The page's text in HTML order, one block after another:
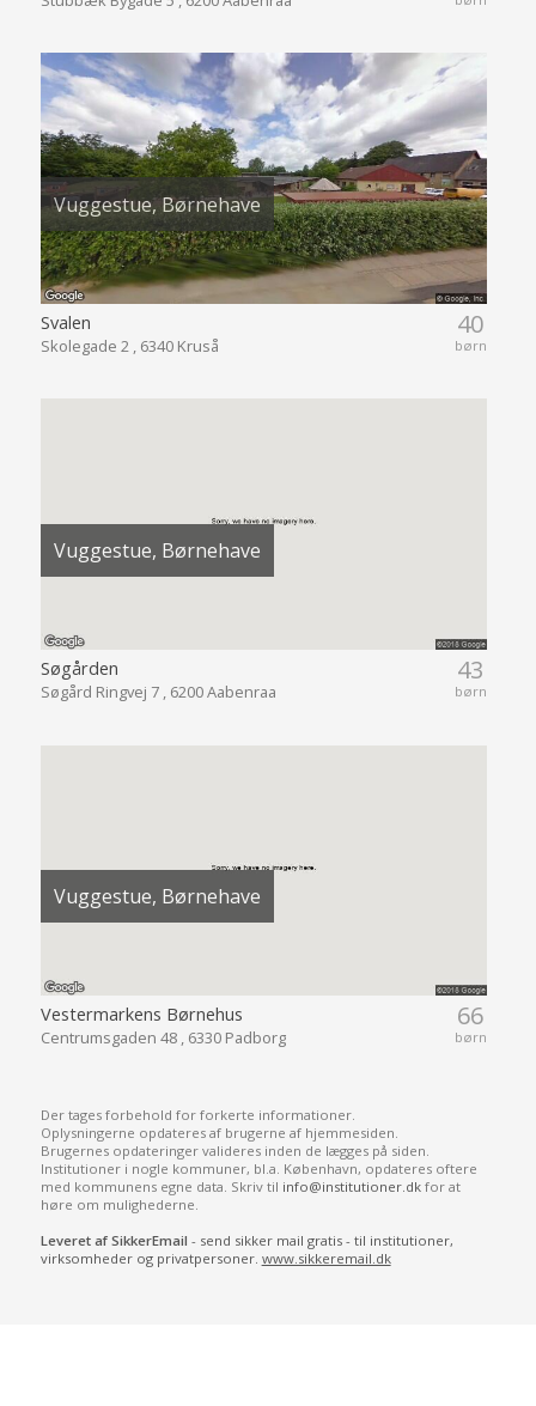
Vuggestue, Børnehave
40
børn
Svalen
Skolegade 2 , 6340 Kruså
Vuggestue, Børnehave
43
børn
Søgården
Søgård Ringvej 7 , 6200 Aabenraa
Vuggestue, Børnehave
66
børn
Vestermarkens Børnehus
Centrumsgaden 48 , 6330 Padborg
Der tages forbehold for forkerte informationer.
Oplysningerne opdateres af brugerne af hjemmesiden.
Brugernes opdateringer valideres inden de lægges på siden.
Institutioner i nogle kommuner, bl.a. København, opdateres oftere
med kommunens egne data. Skriv til info@institutioner.dkfor at
høre om mulighederne.
Leveret af SikkerEmail - send sikker mail gratis - til institutioner,
virksomheder og privatpersoner. www.sikkeremail.dk